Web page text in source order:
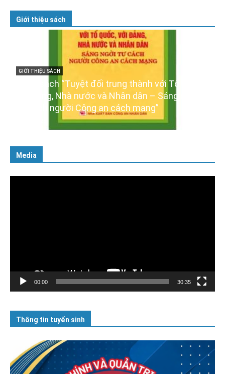
Giới thiệu sách
GIỚI THIỆU SÁCH
Ra mắt ba cuốn sách ảnh chào mừng Đại hội
XIV của Đảng
Media
00:00 30:35
Thông tin tuyển sinh